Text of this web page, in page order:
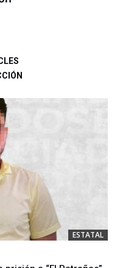
ESTATAL